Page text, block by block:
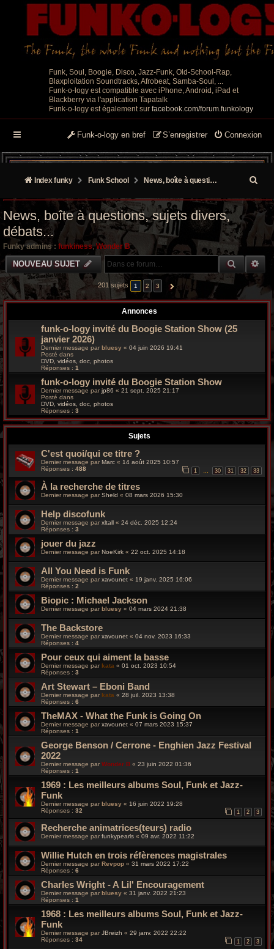
Funk, Soul, Boogie, Disco, Jazz-Funk, Old-School-Rap,
Blaxploitation Soundtracks, Afrobeat, Samba-Soul, ...
Funk-o-logy est compatible avec iPhone, Android, iPad et
Blackberry via l'application Tapatalk
Funk-o-logy est également sur facebook.com/forum.funkology
Connexion
S’enregistrer
Funk-o-logy en bref
Index funky Funk School News, boîte à questions, sujets divers, débats...
e
e
r
r
News, boîte à questions, sujets divers,
débats...
Funky admins : funkiness,Wonder B
NOUVEAU SUJET
201 sujets 1 2 3 SUIVANTE
Annonces
funk-o-logy invité du Boogie Station Show (25
janvier 2026)
Dernier message par bluesy « 04 juin 2026 19:41
Posté dans
DVD, vidéos, doc, photos
Réponses : 1
funk-o-logy invité du Boogie Station Show
Dernier message parjp86 « 21 sept. 2025 21:17
Posté dans
DVD, vidéos, doc, photos
Réponses : 3
Sujets
C'est quoi/qui ce titre ?
Dernier message par Marc « 14 août 2025 10:57
Réponses : 488 1 30 31 32 33
À la recherche de titres
Dernier message parSheld « 08 mars 2026 15:30
Help discofunk
Dernier message par xltall « 24 déc. 2025 12:24
Réponses : 3
jouer du jazz
Dernier message parNoeKirk « 22 oct. 2025 14:18
All You Need is Funk
Dernier message par xavounet « 19 janv. 2025 16:06
Réponses : 2
Biopic : Michael Jackson
Dernier message parbluesy « 04 mars 2024 21:38
The Backstore
Dernier message par xavounet « 04 nov. 2023 16:33
Réponses : 4
Pour ceux qui aiment la basse
Dernier message parkata « 01 oct. 2023 10:54
Réponses : 3
Art Stewart ‎– Eboni Band
Dernier message par kata « 28 juil. 2023 13:38
Réponses : 6
TheMAX - What the Funk is Going On
Dernier message parxavounet « 07 mars 2023 15:37
Réponses : 1
George Benson / Cerrone - Enghien Jazz Festival
2022
Dernier message par Wonder B « 23 juin 2022 01:36
Réponses : 1
1969 : Les meilleurs albums Soul, Funk et Jazz-
Funk
Dernier message par bluesy « 16 juin 2022 19:28
Réponses : 32 1 2 3
Recherche animatrices(teurs) radio
Dernier message par funkypearls « 09 avr. 2022 11:22
Willie Hutch en trois réfèrences magistrales
Dernier message parRevpop « 31 mars 2022 17:22
Réponses : 6
Charles Wright - A Lil' Encouragement
Dernier message par bluesy « 31 janv. 2022 21:23
Réponses : 1
1968 : Les meilleurs albums Soul, Funk et Jazz-
Funk
Dernier message par JBreizh « 29 janv. 2022 22:22
Réponses : 34 1 2 3